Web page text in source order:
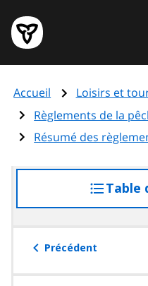
au
contenu
principal
Page
d'accueil
de
l'Ontario
Accueil Loisirs et
Règlements de la
Résumé des
Table
Précédent